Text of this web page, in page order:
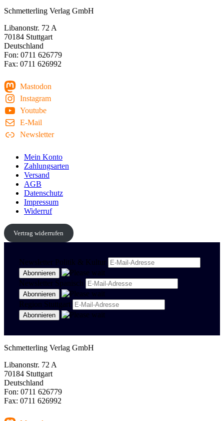
Schmetterling Verlag GmbH
Libanonstr. 72 A
70184 Stuttgart
Deutschland
Fon: 0711 626779
Fax: 0711 626992
Mastodon
Instagram
Youtube
E-Mail
Newsletter
Mein Konto
Zahlungsarten
Versand
AGB
Datenschutz
Impressum
Widerruf
Vertrag widerrufen
Newsletter Politik & Kultur
Newsletter Spanisch
Region Stuttgart
Schmetterling Verlag GmbH
Libanonstr. 72 A
70184 Stuttgart
Deutschland
Fon: 0711 626779
Fax: 0711 626992